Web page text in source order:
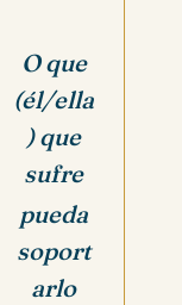
O que
(él/ella
) que
sufre
pueda
soport
arlo